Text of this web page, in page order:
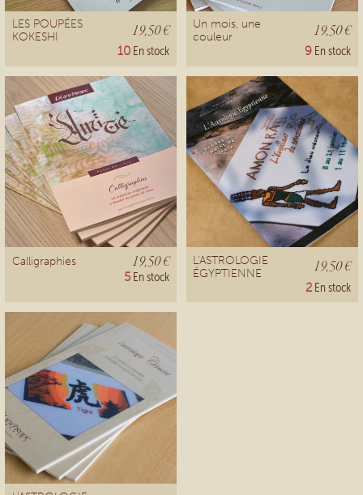
LES POUPÉES
KOKESHI
19,50 €
10 En stock
Un mois, une
couleur
19,50 €
9 En stock
Calligraphies 19,50 €
5 En stock
L'ASTROLOGIE
ÉGYPTIENNE
19,50 €
2 En stock